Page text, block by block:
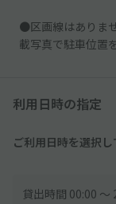
●区画線はありま
載写真で駐車位置
利用日時の指定
ご利用日時を選択
貸出時間 00:00 〜